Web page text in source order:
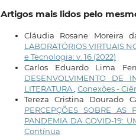
Artigos mais lidos pelo
Cláudia Rosane Moreira
LABORATÓRIOS VIRTUAIS
e Tecnologia: v. 16 (2022)
Carlos Eduardo Lima
DESENVOLVIMENTO DE
LITERATURA, Conexões -
Tereza Cristina Dourado
PERCEPÇÕES SOBRE
PANDEMIA DA COVID-19:
Contínua